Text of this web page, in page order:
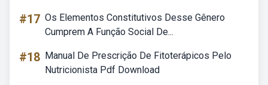
#17 Os Elementos Constitutivos Desse Gênero
Cumprem A Função Social De...
#18 Manual De Prescrição De Fitoterápicos Pelo
Nutricionista Pdf Download